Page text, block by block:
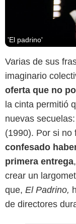
'El padrino'
Varias de sus
imaginario
oferta que no
la cinta permitió
nuevas secuelas:
(1990). Por si no
confesado
primera entrega
crear un
que, El Padrino,
de directores